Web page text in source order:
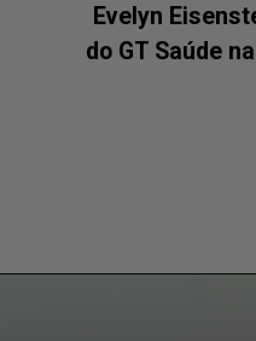
Evelyn
do GT Saúde